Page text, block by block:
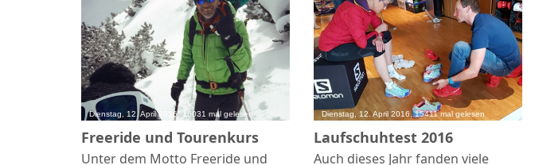
Dienstag, 12. April 2016, 16031 mal gelesen
Freeride und Tourenkurs
Unter dem Motto Freeride und
Dienstag, 12. April 2016, 15411 mal gelesen
Laufschuhtest 2016
Auch dieses Jahr fanden viele